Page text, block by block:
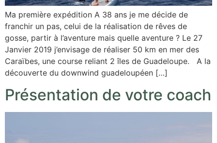
Ma première expédition A 38 ans je me décide de
franchir un pas, celui de la réalisation de rêves de
gosse, partir à l’aventure mais quelle aventure ? Le 27
Janvier 2019 j’envisage de réaliser 50 km en mer des
Caraïbes, une course reliant 2 îles de Guadeloupe. A la
découverte du downwind guadeloupéen […]
Présentation de votre coach